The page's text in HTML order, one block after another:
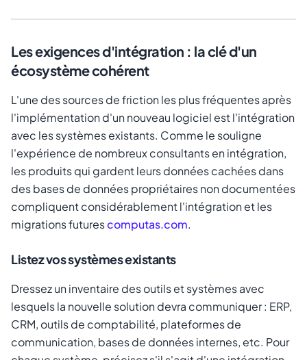
Les exigences d'intégration : la clé d'un
écosystème cohérent
L'une des sources de friction les plus fréquentes après
l'implémentation d'un nouveau logiciel est l'intégration
avec les systèmes existants. Comme le souligne
l'expérience de nombreux consultants en intégration,
les produits qui gardent leurs données cachées dans
des bases de données propriétaires non documentées
compliquent considérablement l'intégration et les
migrations futurescomputas.com.
Listez vos systèmes existants
Dressez un inventaire des outils et systèmes avec
lesquels la nouvelle solution devra communiquer : ERP,
CRM, outils de comptabilité, plateformes de
communication, bases de données internes, etc. Pour